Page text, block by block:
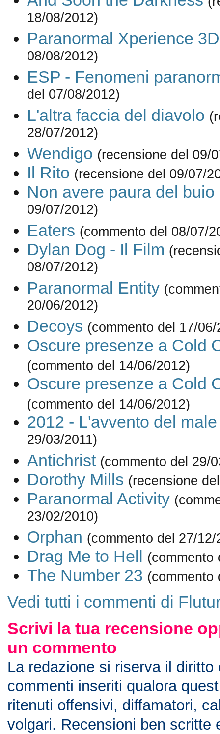
18/08/2012)
Paranormal Xperience 3D
08/08/2012)
ESP - Fenomeni
del 07/08/2012)
L'altra faccia del diavolo
28/07/2012)
Wendigo (recensione del 09/
Il Rito (recensione del 09/07/
Non avere paura del buio
09/07/2012)
Eaters (commento del 08/07/
Dylan Dog - Il Film
08/07/2012)
Paranormal Entity
20/06/2012)
Decoys (commento del 17/06/
Oscure presenze a Cold
(commento del 14/06/2012)
Oscure presenze a Cold
(commento del 14/06/2012)
2012 - L'avvento del male
29/03/2011)
Antichrist (commento del 29/
Dorothy Mills (recensione
Paranormal Activity
23/02/2010)
Orphan (commento del 27/12/
Drag Me to Hell (commento
The Number 23 (commento
Vedi tutti i commenti di
Scrivi la tua recensione
un commento
La redazione si riserva il diritto
commenti inseriti qualora
ritenuti offensivi, diffamatori,
volgari. Recensioni ben scritte